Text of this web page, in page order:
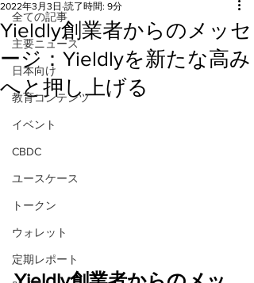
全ての記事
主要ニュース
日本向け
教育コンテンツ
イベント
CBDC
ユースケース
トークン
ウォレット
定期レポート
Yieldly創業者からのメッセ
ージ：Yieldlyを新たな高み
へと押し上げる
2022年3月3日 読了時間: 9分